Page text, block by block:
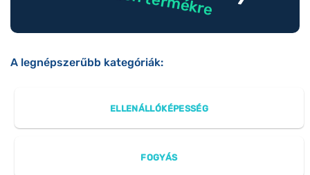
A legnépszerűbb kategóriák:
ELLENÁLLÓKÉPESSÉG
FOGYÁS